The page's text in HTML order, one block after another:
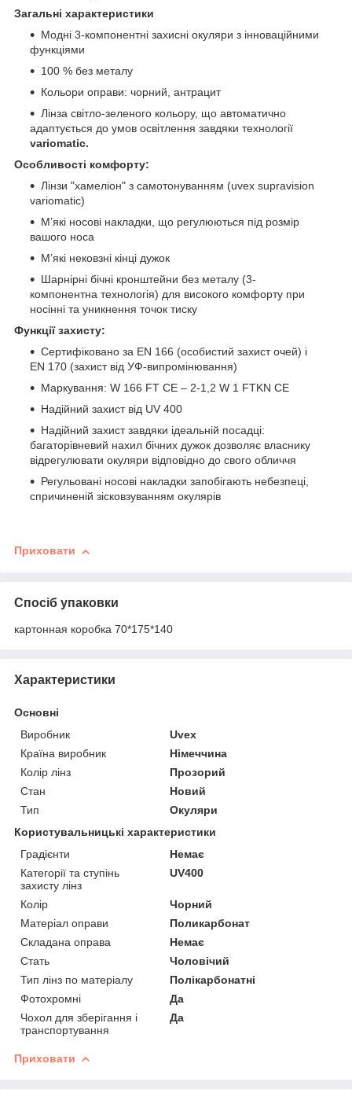
Загальні характеристики
Модні 3-компонентні захисні окуляри з інноваційними
функціями
100 % без металу
Кольори оправи: чорний, антрацит
Лінза світло-зеленого кольору, що автоматично
адаптується до умов освітлення завдяки технології
variomatic.
Особливості комфорту:
Лінзи "хамеліон" з самотонуванням (uvex supravision
variomatic)
М’які носові накладки, що регулюються під розмір
вашого носа
М’які нековзні кінці дужок
Шарнірні бічні кронштейни без металу (3-
компонентна технологія) для високого комфорту при
носінні та уникнення точок тиску
Функції захисту:
Сертифіковано за EN 166 (особистий захист очей) і
EN 170 (захист від УФ-випромінювання)
Маркування: W 166 FT CE – 2-1,2 W 1 FTKN CE
Надійний захист від UV 400
Надійний захист завдяки ідеальній посадці:
багаторівневий нахил бічних дужок дозволяє власнику
відрегулювати окуляри відповідно до свого обличчя
Регульовані носові накладки запобігають небезпеці,
спричиненій зісковзуванням окулярів
Приховати
Спосіб упаковки
картонная коробка 70*175*140
Характеристики
Основні
Виробник
Uvex
Країна виробник
Німеччина
Колір лінз
Прозорий
Стан
Новий
Тип
Окуляри
Користувальницькі характеристики
Градієнти
Немає
Категорії та ступінь
захисту лінз
UV400
Колір
Чорний
Матеріал оправи
Поликарбонат
Складана оправа
Немає
Стать
Чоловічий
Тип лінз по матеріалу
Полікарбонатні
Фотохромні
Да
Чохол для зберігання і
транспортування
Да
Приховати